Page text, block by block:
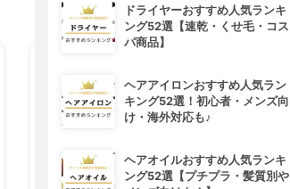
ドライヤーおすすめ人気ランキ
ング52選【速乾・くせ毛・コス
パ商品】
ヘアアイロンおすすめ人気ラン
キング52選！初心者・メンズ向
け・海外対応も♪
ヘアオイルおすすめ人気ランキ
ング52選【プチプラ・髪質別や